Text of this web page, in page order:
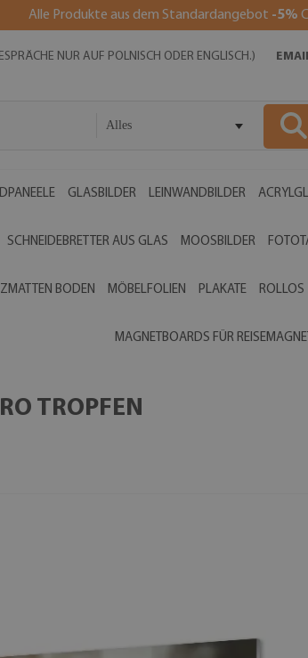
Alle Produkte aus dem Standardangebot -5%
NUR AUF POLNISCH ODER ENGLISCH.)
Alles
GLASBILDER LEINWANDBILDER
SCHNEIDEBRETTER AUS GLAS MOOSBILDER
BODEN MÖBELFOLIEN PLAKATE ROLLOS
MAGNETBOARDS FÜR
TROPFEN